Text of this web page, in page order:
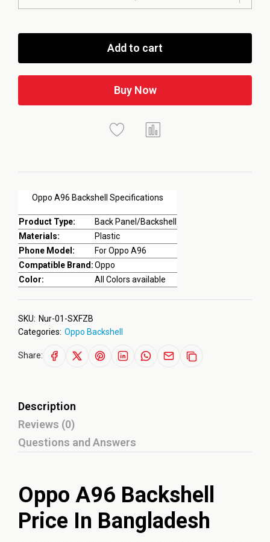
Oppo A96 Backshell Specifications
Product Type:
Back Panel/Backshell
Materials:
Plastic
Phone Model:
For Oppo A96
Compatible Brand:Oppo
Color:
All Colors available
Add to cart
Buy Now
SKU: Nur-01-SXFZB
Categories: Oppo Backshell
Share:
Description
Reviews (0)
Questions and Answers
Oppo A96 Backshell
Price In Bangladesh